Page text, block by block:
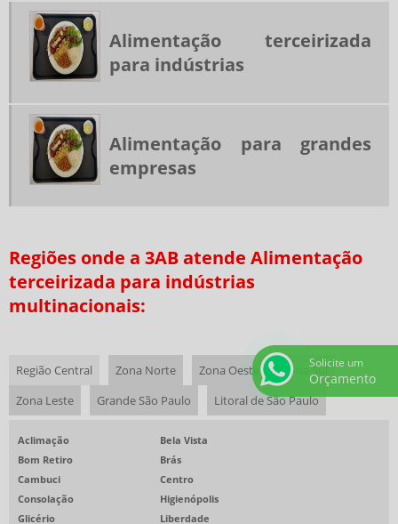
SERVIÇO DE FORNECIMENTO DE REFEIÇÃO
SERVIÇOS DE ALIMENTAÇÃO
SERVIÇOS DE ALIMENTAÇÃO CORPORATIVA
TERCEIRIZAÇÃO ALIMENTAÇÃO COLETIVA
TERCEIRIZAÇÃO DE REFEIÇÕES
EMPRESAS DE COZINHA INDUSTRIAL EM SP
SERVIÇOS DE ALIMENTAÇÃO PRIVATIVOS
COFFEE BREAK PARA EVENTOS
EMPRESAS DE ALIMENTAÇÃO SAUDÁVEL
EMPRESAS PRESTADORAS DE SERVIÇOS DE ALIMENTAÇÃO COLETIVA
RESTAURANTE EVENTO CORPORATIVO
BUFFET ALMOÇO CORPORATIVO
RESTAURANTE EVENTO CORPORATIVO SP
ALIMENTAÇÃO COLETIVA PARA GRANDES EMPRESAS
Alimentação terceirizada
para indústrias
Alimentação para grandes
empresas
Regiões onde a 3AB atende Alimentação
terceirizada para indústrias
multinacionais:
Região Central Zona Norte Zona Oeste
Zona Sul
Zona Leste
Grande São Paulo Litoral de São Paulo
Aclimação
Bela Vista
Bom Retiro
Brás
Cambuci
Centro
Consolação
Higienópolis
Glicério
Liberdade
Solicite um
Orçamento